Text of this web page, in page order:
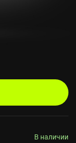
В наличии